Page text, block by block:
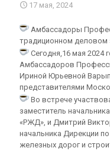
17 мая, 2024
Амбассадоры
традиционном
Cегодня,16 мая 2024
Амбассадоров
Ириной Юрьевной
представителями
Во встрече
заместитель
«РЖД», и Дмитрий
начальника Дирекции
железных дорог и